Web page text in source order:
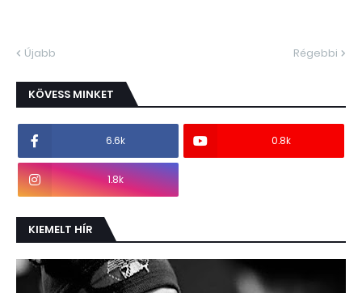
Újabb Régebbi
KÖVESS MINKET
6.6k 0.8k
1.8k
KIEMELT HÍR